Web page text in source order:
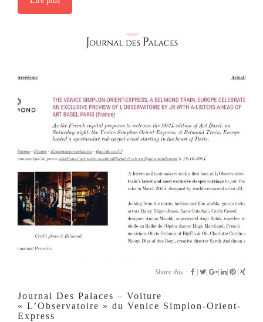
Share this : |
Journal Des Palaces – Voiture
« L’Observatoire » du Venice Simplon-Orient-
Express